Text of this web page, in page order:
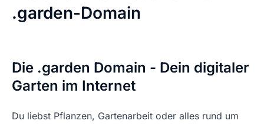
.garden-Domain
Die .garden Domain - Dein digitaler
Garten im Internet
Du liebst Pflanzen, Gartenarbeit oder alles rund um